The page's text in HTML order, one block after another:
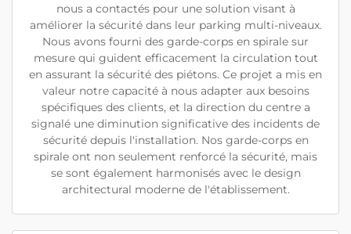
nous a contactés pour une solution visant à
améliorer la sécurité dans leur parking multi-niveaux.
Nous avons fourni des garde-corps en spirale sur
mesure qui guident efficacement la circulation tout
en assurant la sécurité des piétons. Ce projet a mis en
valeur notre capacité à nous adapter aux besoins
spécifiques des clients, et la direction du centre a
signalé une diminution significative des incidents de
sécurité depuis l'installation. Nos garde-corps en
spirale ont non seulement renforcé la sécurité, mais
se sont également harmonisés avec le design
architectural moderne de l'établissement.